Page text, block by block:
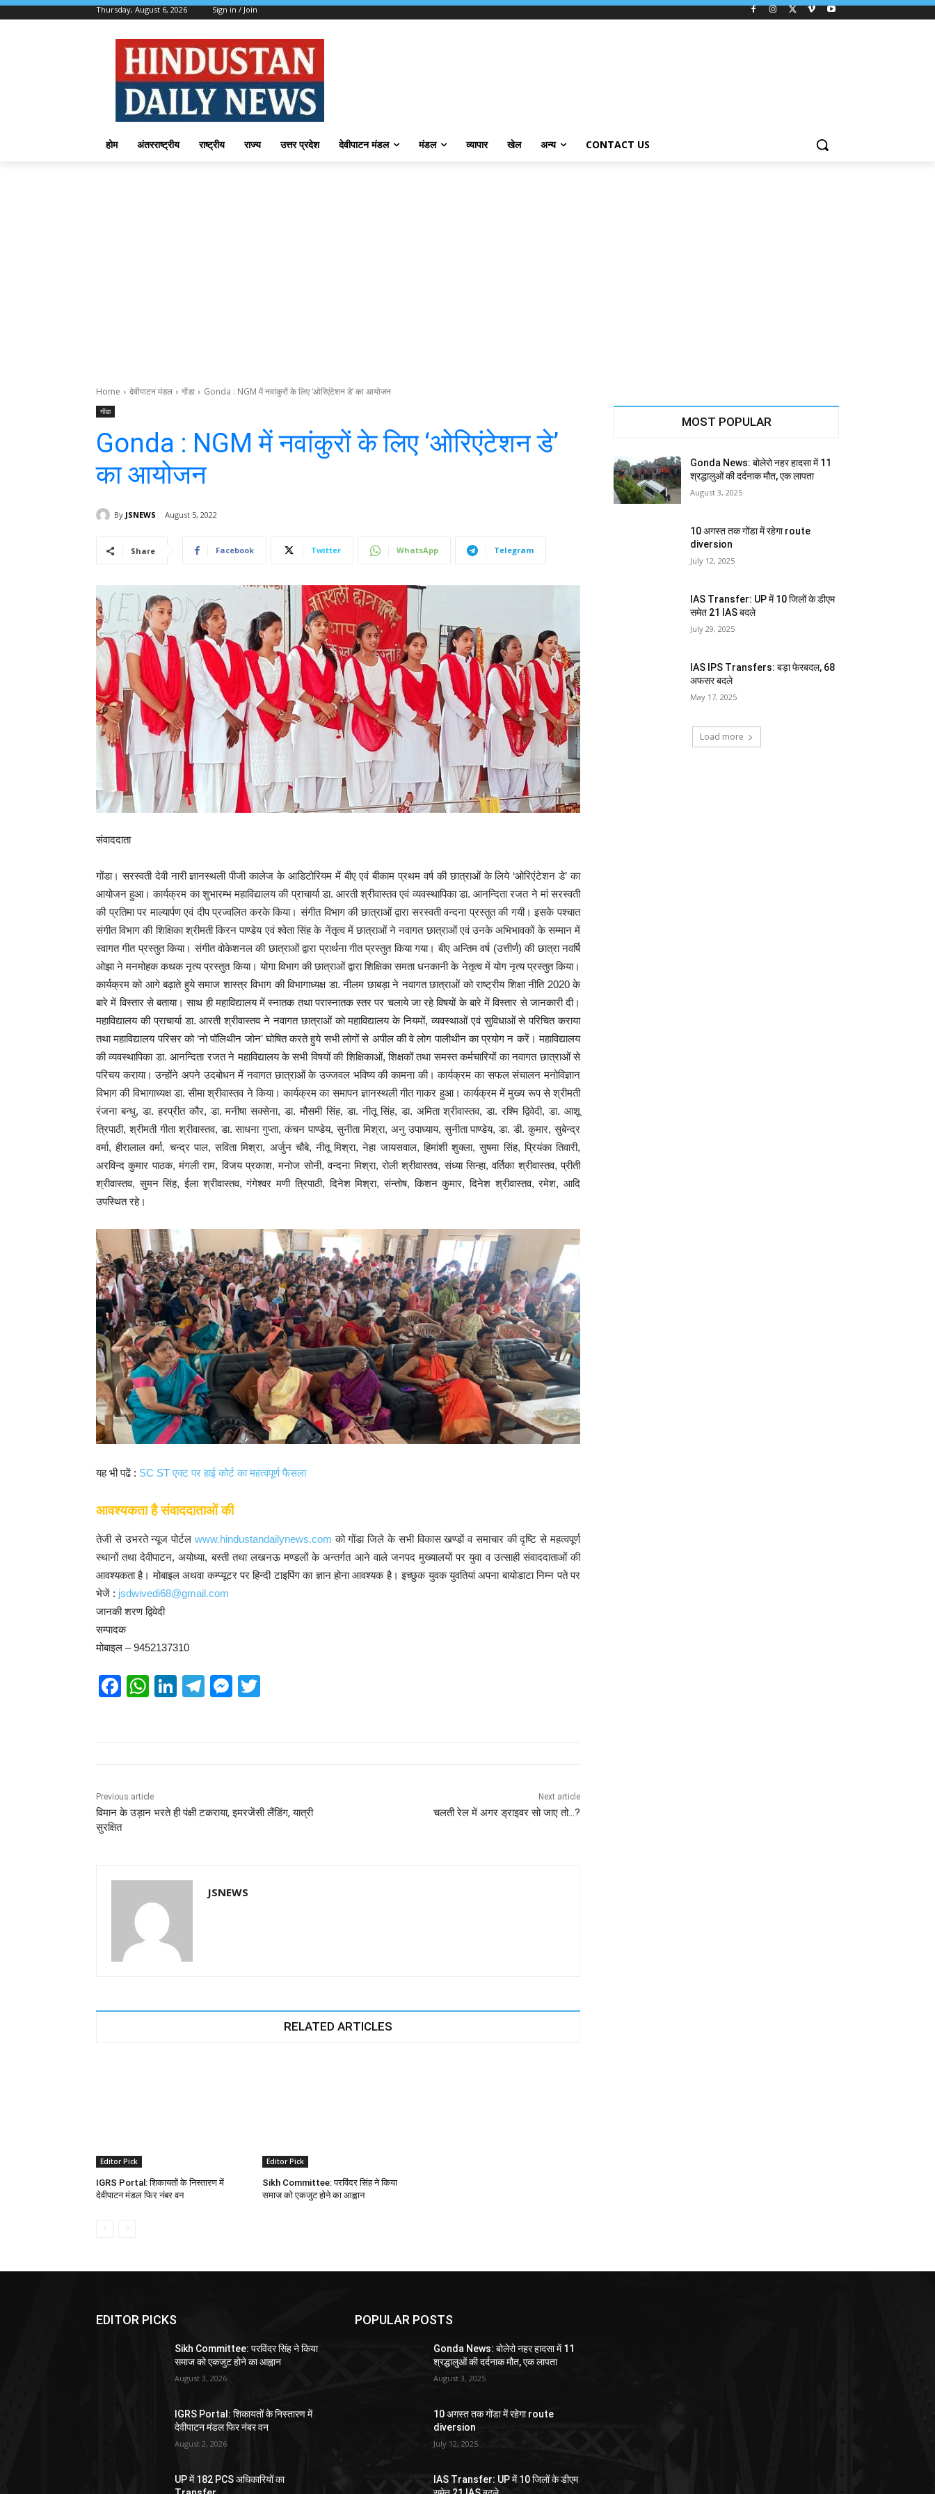
Thursday, August 6, 2026 Sign in / Join
होम अंतरराष्ट्रीय राष्ट्रीय राज्य उत्तर प्रदेश देवीपाटन मंडल मंडल व्यापार खेल अन्य CONTACT US
Home देवीपाटन मंडल गोंडा Gonda : NGM में नवांकुरों के लिए ‘ओरिएंटेशन डे’ का आयोजन
गोंडा
Gonda : NGM में नवांकुरों के लिए ‘ओरिएंटेशन डे’
का आयोजन
By JSNEWS August 5, 2022
Share Facebook Twitter WhatsApp Telegram
संवाददाता
गोंडा। सरस्वती देवी नारी ज्ञानस्थली पीजी कालेज के आडिटोरियम में बीए एवं बीकाम प्रथम वर्ष की छात्राओं के लिये ‘ओरिएंटेशन डे’ का
आयोजन हुआ। कार्यक्रम का शुभारम्भ महाविद्यालय की प्राचार्या डा. आरती श्रीवास्तव एवं व्यवस्थापिका डा. आनन्दिता रजत ने मां सरस्वती
की प्रतिमा पर माल्यार्पण एवं दीप प्रज्वलित करके किया। संगीत विभाग की छात्राओं द्वारा सरस्वती वन्दना प्रस्तुत की गयी। इसके पश्चात
संगीत विभाग की शिक्षिका श्रीमती किरन पाण्डेय एवं श्वेता सिंह के नेंतृत्व में छात्राओं ने नवागत छात्राओं एवं उनके अभिभावकों के सम्मान में
स्वागत गीत प्रस्तुत किया। संगीत वोकेशनल की छात्राओं द्वारा प्रार्थना गीत प्रस्तुत किया गया। बीए अन्तिम वर्ष (उत्तीर्ण) की छात्रा नवर्षि
ओझा ने मनमोहक कथक नृत्य प्रस्तुत किया। योगा विभाग की छात्राओं द्वारा शिक्षिका समता धनकानी के नेतृत्व में योग नृत्य प्रस्तुत किया।
कार्यक्रम को आगे बढ़ाते हुये समाज शास्त्र विभाग की विभागाध्यक्ष डा. नीलम छाबड़ा ने नवागत छात्राओं को राष्ट्रीय शिक्षा नीति 2020 के
बारे में विस्तार से बताया। साथ ही महाविद्यालय में स्नातक तथा परास्नातक स्तर पर चलाये जा रहे विषयों के बारे में विस्तार से जानकारी दी।
महाविद्यालय की प्राचार्या डा. आरती श्रीवास्तव ने नवागत छात्राओं को महाविद्यालय के नियमों, व्यवस्थाओं एवं सुविधाओं से परिचित कराया
तथा महाविद्यालय परिसर को ‘नो पॉलिथीन जोन’ घोषित करते हुये सभी लोगों से अपील की वे लोग पालीथीन का प्रयोग न करें। महाविद्यालय
की व्यवस्थापिका डा. आनन्दिता रजत ने महाविद्यालय के सभी विषयों की शिक्षिकाओं, शिक्षकों तथा समस्त कर्मचारियों का नवागत छात्राओं से
परिचय कराया। उन्होंने अपने उदबोधन में नवागत छात्राओं के उज्जवल भविष्य की कामना की। कार्यक्रम का सफल संचालन मनोविज्ञान
विभाग की विभागाध्यक्ष डा. सीमा श्रीवास्तव ने किया। कार्यक्रम का समापन ज्ञानस्थली गीत गाकर हुआ। कार्यक्रम में मुख्य रूप से श्रीमती
रंजना बन्धु, डा. हरप्रीत कौर, डा. मनीषा सक्सेना, डा. मौसमी सिंह, डा. नीतू सिंह, डा. अमिता श्रीवास्तव, डा. रश्मि द्विवेदी, डा. आशू
त्रिपाठी, श्रीमती गीता श्रीवास्तव, डा. साधना गुप्ता, कंचन पाण्डेय, सुनीता मिश्रा, अनु उपाध्याय, सुनीता पाण्डेय, डा. डी. कुमार, सुबेन्द्र
वर्मा, हीरालाल वर्मा, चन्द्र पाल, सविता मिश्रा, अर्जुन चौबे, नीतू मिश्रा, नेहा जायसवाल, हिमांशी शुक्ला, सुषमा सिंह, प्रियंका तिवारी,
अरविन्द कुमार पाठक, मंगली राम, विजय प्रकाश, मनोज सोनी, वन्दना मिश्रा, रोली श्रीवास्तव, संध्या सिन्हा, वर्तिका श्रीवास्तव, प्रीती
श्रीवास्तव, सुमन सिंह, ईला श्रीवास्तव, गंगेश्वर मणी त्रिपाठी, दिनेश मिश्रा, संन्तोष, किशन कुमार, दिनेश श्रीवास्तव, रमेश, आदि
उपस्थित रहे।
यह भी पढें : SC ST एक्ट पर हाई कोर्ट का महत्वपूर्ण फैसला
आवश्यकता है संवाददाताओं की
तेजी से उभरते न्यूज पोर्टल www.hindustandailynews.com को गोंडा जिले के सभी विकास खण्डों व समाचार की दृष्टि से महत्वपूर्ण
स्थानों तथा देवीपाटन, अयोध्या, बस्ती तथा लखनऊ मण्डलों के अन्तर्गत आने वाले जनपद मुख्यालयों पर युवा व उत्साही संवाददाताओं की
आवश्यकता है। मोबाइल अथवा कम्प्यूटर पर हिन्दी टाइपिंग का ज्ञान होना आवश्यक है। इच्छुक युवक युवतियां अपना बायोडाटा निम्न पते पर
भेजें : jsdwivedi68@gmail.com
जानकी शरण द्विवेदी
सम्पादक
मोबाइल – 9452137310
F
o
o
W
p
p
Li
T
M
er
Previous article
विमान के उड़ान भरते ही पंक्षी टकराया, इमरजेंसी लैंडिंग, यात्री
सुरक्षित
Next article
चलती रेल में अगर ड्राइवर सो जाए तो…?
JSNEWS
RELATED ARTICLES
Editor Pick
IGRS Portal: शिकायतों के निस्तारण में
देवीपाटन मंडल फिर नंबर वन
Editor Pick
Sikh Committee: परविंदर सिंह ने किया
समाज को एकजुट होने का आह्वान
MOST POPULAR
Gonda News: बोलेरो नहर हादसा में 11
श्रद्धालुओं की दर्दनाक मौत, एक लापता
August 3, 2025
10 अगस्त तक गोंडा में रहेगा route
diversion
July 12, 2025
IAS Transfer: UP में 10 जिलों के डीएम
समेत 21 IAS बदले
July 29, 2025
IAS IPS Transfers: बड़ा फेरबदल, 68
अफसर बदले
May 17, 2025
Load more
EDITOR PICKS
Sikh Committee: परविंदर सिंह ने किया
समाज को एकजुट होने का आह्वान
August 3, 2026
IGRS Portal: शिकायतों के निस्तारण में
देवीपाटन मंडल फिर नंबर वन
August 2, 2026
UP में 182 PCS अधिकारियों का
POPULAR POSTS
Gonda News: बोलेरो नहर हादसा में 11
श्रद्धालुओं की दर्दनाक मौत, एक लापता
August 3, 2025
10 अगस्त तक गोंडा में रहेगा route
diversion
July 12, 2025
IAS Transfer: UP में 10 जिलों के डीएम